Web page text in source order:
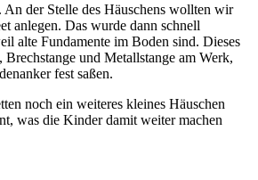
An der Stelle des Häuschens wollten wir
anlegen. Das wurde dann schnell
alte Fundamente im Boden sind. Dieses
und Metallstange am Werk,
fest saßen.
noch ein weiteres kleines Häuschen
was die Kinder damit weiter machen